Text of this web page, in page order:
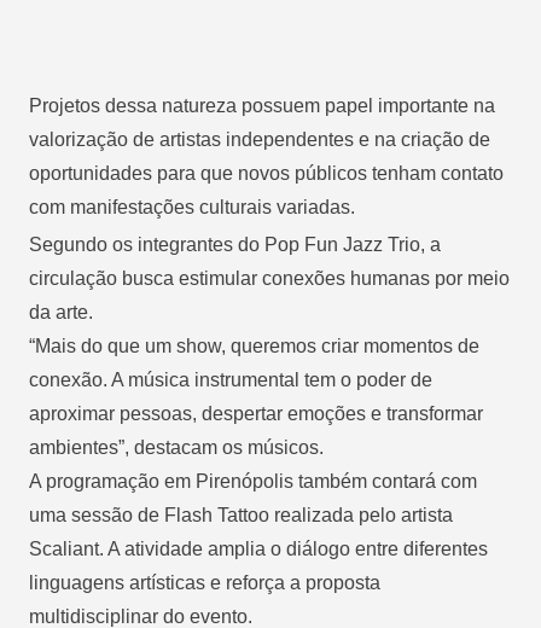
Projetos dessa natureza possuem papel importante na
valorização de artistas independentes e na criação de
oportunidades para que novos públicos tenham contato
com manifestações culturais variadas.
Segundo os integrantes do Pop Fun Jazz Trio, a
circulação busca estimular conexões humanas por meio
da arte.
“Mais do que um show, queremos criar momentos de
conexão. A música instrumental tem o poder de
aproximar pessoas, despertar emoções e transformar
ambientes”, destacam os músicos.
A programação em Pirenópolis também contará com
uma sessão de Flash Tattoo realizada pelo artista
Scaliant. A atividade amplia o diálogo entre diferentes
linguagens artísticas e reforça a proposta
multidisciplinar do evento.